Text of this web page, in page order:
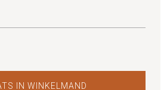
IN WINKELMAND